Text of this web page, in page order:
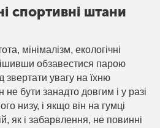
спортивні штани
мінімалізм, екологічні
обзавестися парою
звертати увагу на їхню
бути занадто довгим і у разі
низу, і якщо він на гумці
як і забарвлення, не повинні